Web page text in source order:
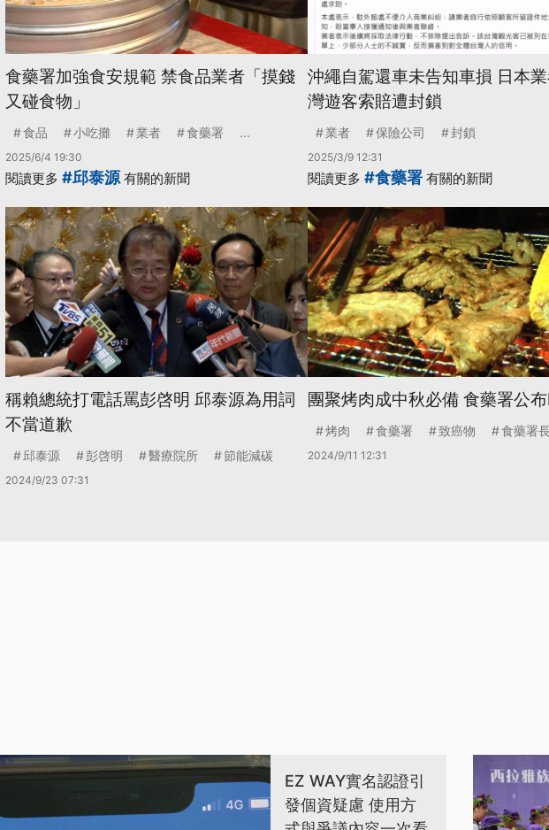
食藥署加強食安規範 禁食品業者「摸錢
又碰食物」
食品 小吃攤 業者 食藥署 ...
2025/6/4 19:30
沖繩自駕還車未告知車損 日本
灣遊客索賠遭封鎖
業者 保險公司 封鎖
2025/3/9 12:31
閱讀更多 #邱泰源 有關的新聞
稱賴總統打電話罵彭啓明 邱泰源為用詞
不當道歉
邱泰源 彭啓明 醫療院所 節能減碳
2024/9/23 07:31
閱讀更多 #食藥署 有關的新聞
團聚烤肉成中秋必備 食藥署公
烤肉 食藥署 致癌物 食藥署
2024/9/11 12:31
EZ WAY實名認證引
發個資疑慮 使用方